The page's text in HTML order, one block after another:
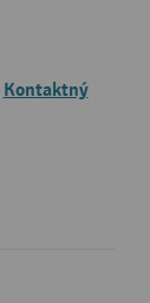
Kontaktný